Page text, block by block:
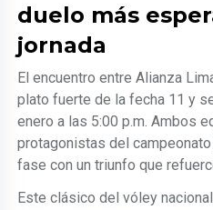
duelo más
jornada
El encuentro entre Alianza
plato fuerte de la fecha 11 y
enero a las 5:00 p.m. Ambos
protagonistas del
fase con un triunfo que
Este clásico del vóley